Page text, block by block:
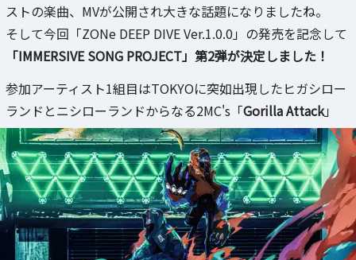
ストの楽曲、MVが公開され大きな話題になりましたね。
そして今回「ZONe DEEP DIVE Ver.1.0.0」の発売を記念して
「IMMERSIVE SONG PROJECT」第2弾が決定しました！
参加アーティスト1組目はTOKYOに突如出現したヒガシロー
ランドとニシローランドからなる2MC's「Gorilla Attack」